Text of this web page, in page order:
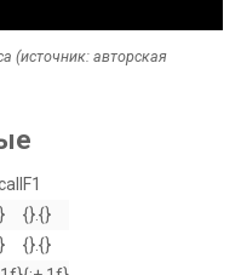
(источник: авторская
F1
{}.{}
{}.{}